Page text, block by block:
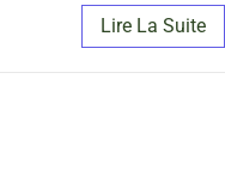
Lire La Suite